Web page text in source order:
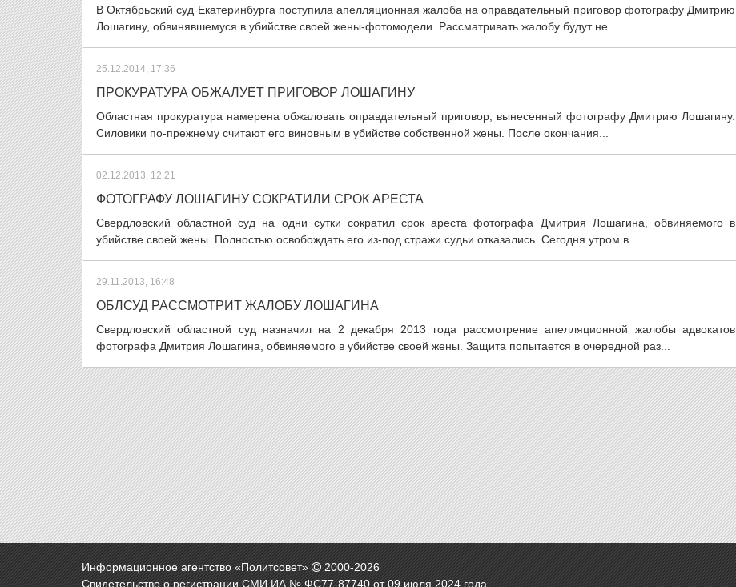
В Октябрьский суд Екатеринбурга поступила апелляционная жалоба на оправдательный приговор фотографу Дмитрию
Лошагину, обвинявшемуся в убийстве своей жены-фотомодели. Рассматривать жалобу будут не...
25.12.2014, 17:36
ПРОКУРАТУРА ОБЖАЛУЕТ ПРИГОВОР ЛОШАГИНУ
Областная прокуратура намерена обжаловать оправдательный приговор, вынесенный фотографу Дмитрию Лошагину.
Силовики по-прежнему считают его виновным в убийстве собственной жены. После окончания...
02.12.2013, 12:21
ФОТОГРАФУ ЛОШАГИНУ СОКРАТИЛИ СРОК АРЕСТА
Свердловский областной суд на одни сутки сократил срок ареста фотографа Дмитрия Лошагина, обвиняемого в
убийстве своей жены. Полностью освобождать его из-под стражи судьи отказались. Сегодня утром в...
29.11.2013, 16:48
ОБЛСУД РАССМОТРИТ ЖАЛОБУ ЛОШАГИНА
Свердловский областной суд назначил на 2 декабря 2013 года рассмотрение апелляционной жалобы адвокатов
фотографа Дмитрия Лошагина, обвиняемого в убийстве своей жены. Защита попытается в очередной раз...
Информационное агентство «Политсовет» 2000-2026
Свидетельство о регистрации СМИ ИА № ФС77-87740 от 09 июля 2024 года.